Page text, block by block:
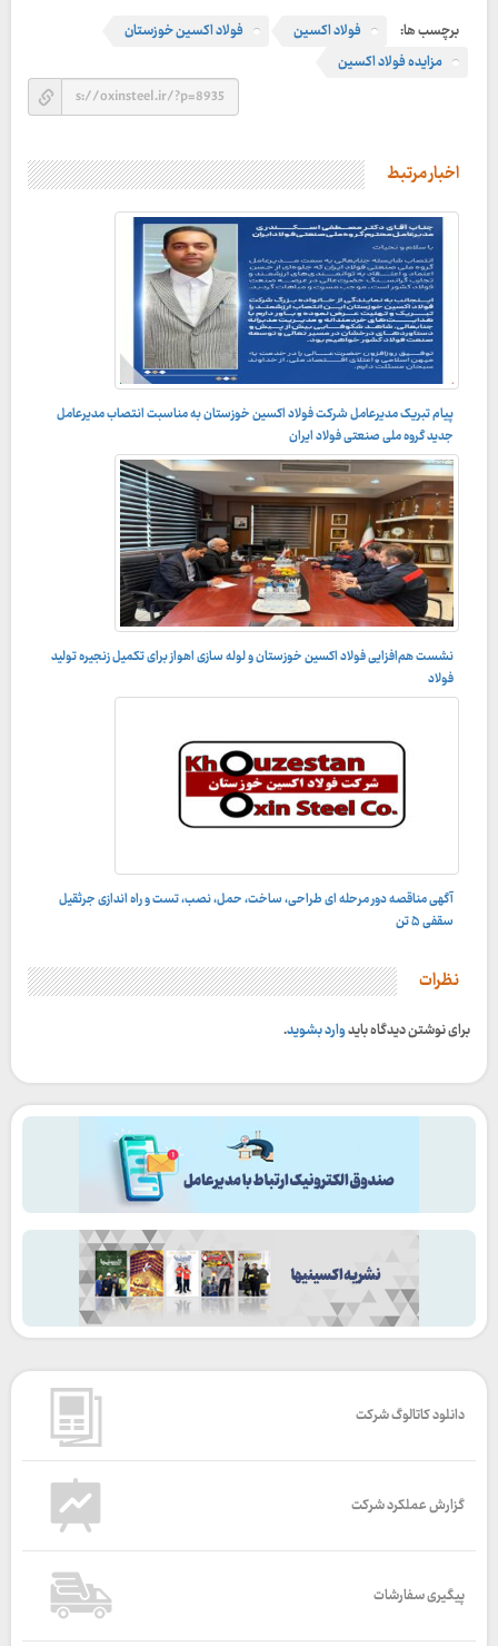
برچسب ها: فولاد اکسین
فولاد اکسین خوزستان
مزایده فولاد اکسین
اخبار مرتبط
پیام تبریک مدیرعامل شرکت فولاد اکسین خوزستان به مناسبت انتصاب مدیرعامل
جدید گروه ملی صنعتی فولاد ایران
نشست هم‌افزایی فولاد اکسین خوزستان و لوله‌ سازی اهواز برای تکمیل زنجیره تولید
فولاد
آگهی مناقصه دور مرحله ای طراحی، ساخت، حمل، نصب، تست و راه اندازى جرثقيل
سقفى ۵ تن
نظرات
برای نوشتن دیدگاه بایدوارد بشوید.
دانلود کاتالوگ شرکت
گزارش عملکرد شرکت
پیگیری سفارشات